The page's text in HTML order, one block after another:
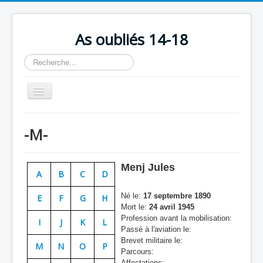
As oubliés 14-18
Rechercher
Basculer
la
Chronologie
Escadrilles
Organisation
Avions
Personnels
Doctrines
-M-
A B C D
E F G H
I J K L
M N O P
Menj Jules
Né le: 17 septembre 1890
Mort le: 24 avril 1945
Profession avant la mobilisation:
Passé à l'aviation le:
Brevet militaire le:
Parcours: